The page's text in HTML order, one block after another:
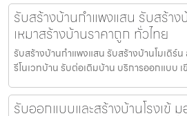
รับสร้างบ้านกำแพงแสน รับสร้า
เหมาสร้างบ้านราคาถูก ทั่วไทย
รับสร้างบ้านกำแพงแสน รับสร้างบ้านโมเดิร์น
รีโนเวทบ้าน รับต่อเติมบ้าน บริการออกแบบ
รับออกแบบและสร้างบ้านโรงเข้